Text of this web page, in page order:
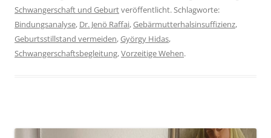
Schwangerschaft und Geburtveröffentlicht. Schlagworte:
Bindungsanalyse, Dr. Jenö Raffai,Gebärmutterhalsinsuffizienz,
Geburtsstillstand vermeiden,György Hidas,
Schwangerschaftsbegleitung,Vorzeitige Wehen.